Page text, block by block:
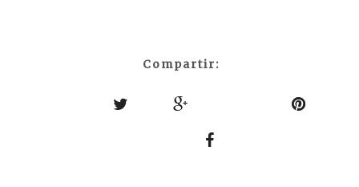
Compartir: